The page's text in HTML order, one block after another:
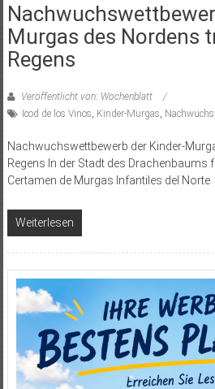
Murgas des Nordens
Regens
Veröffentlicht von: Wochenblatt
Icod de los Vinos, Kinder-Murgas,
Nachwuchswettbewerb der Kinder-
Regens In der Stadt des Drachenbaums
Certamen de Murgas Infantiles del Norte
Weiterlesen